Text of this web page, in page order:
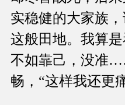
实稳健的大家族
这般田地。我算
不如靠己，没准
畅，“这样我还更